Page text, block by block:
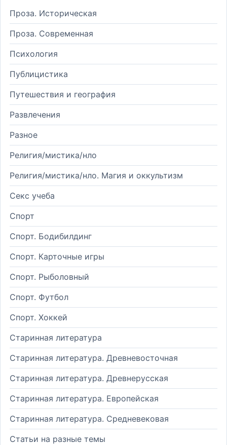
Проза. Историческая
Проза. Современная
Психология
Публицистика
Путешествия и география
Развлечения
Разное
Религия/мистика/нло
Религия/мистика/нло. Магия и оккультизм
Секс учеба
Спорт
Спорт. Бодибилдинг
Спорт. Карточные игры
Спорт. Рыболовный
Спорт. Футбол
Спорт. Хоккей
Старинная литература
Старинная литература. Древневосточная
Старинная литература. Древнерусская
Старинная литература. Европейская
Старинная литература. Средневековая
Статьи на разные темы